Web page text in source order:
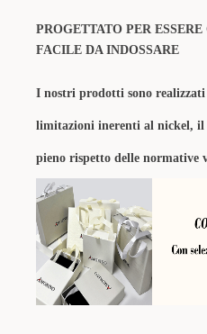
PROGETTATO PER
FACILE DA INDOSSARE
I nostri prodotti sono
limitazioni inerenti al nickel, il
pieno rispetto delle normative